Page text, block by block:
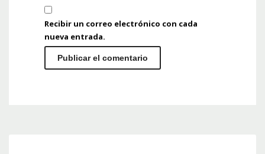
Recibir un correo electrónico con cada
nueva entrada.